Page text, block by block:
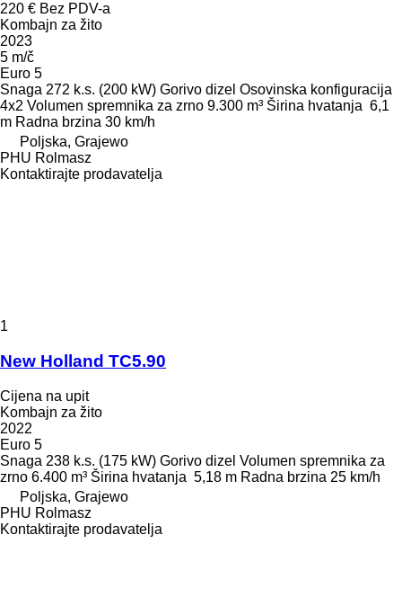
220 € Bez PDV-a
Kombajn za žito
2023
5 m/č
Euro 5
Snaga 272 k.s. (200 kW) Gorivo dizel Osovinska konfiguracija
4x2 Volumen spremnika za zrno 9.300 m³ Širina hvatanja 6,1
m Radna brzina 30 km/h
Poljska, Grajewo
PHU Rolmasz
Kontaktirajte prodavatelja
1
New Holland TC5.90
Cijena na upit
Kombajn za žito
2022
Euro 5
Snaga 238 k.s. (175 kW) Gorivo dizel Volumen spremnika za
zrno 6.400 m³ Širina hvatanja 5,18 m Radna brzina 25 km/h
Poljska, Grajewo
PHU Rolmasz
Kontaktirajte prodavatelja